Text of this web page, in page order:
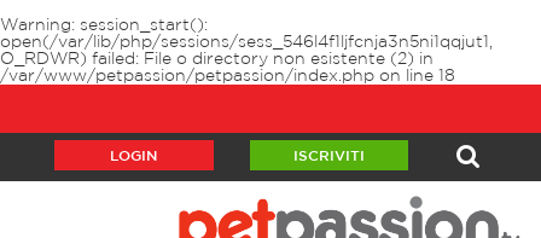
Warning: session_start():
open(/var/lib/php/sessions/sess_546l4f1ljfcnja3n5ni1qqjut1,
O_RDWR) failed: File o directory non esistente (2) in
/var/www/petpassion/petpassion/index.php on line 18
LOGIN ISCRIVITI